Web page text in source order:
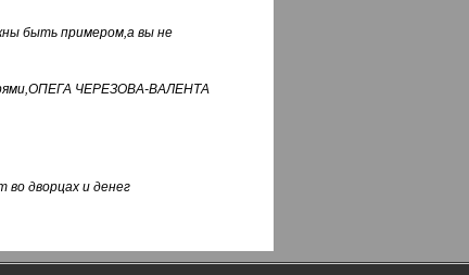
быть примером,а вы не
ЧЕРЕЗОВА-ВАЛЕНТА
дворцах и денег